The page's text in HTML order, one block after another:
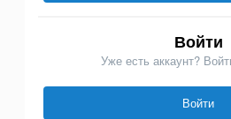
Войти
Уже есть аккаунт?
Войти